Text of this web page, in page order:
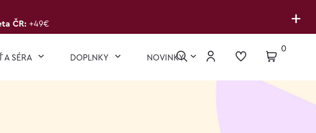
+
ČR: +49€
A SÉRA DOPLNKY NOVINKY
0